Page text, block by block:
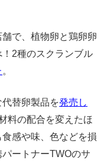
で、植物卵と鶏卵卵
2種のスクランブル
。
替卵製品を発売し
料の配合を変えたほ
感や味、色などを損
ートナーTWOのサ